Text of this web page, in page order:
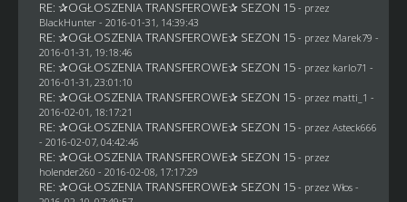
RE: ✰OGŁOSZENIA TRANSFEROWE✰ SEZON 15 - przez
BlackHunter- 2016-01-31, 14:39:43
RE: ✰OGŁOSZENIA TRANSFEROWE✰ SEZON 15 - przez Marek79 -
2016-01-31, 19:18:46
RE: ✰OGŁOSZENIA TRANSFEROWE✰ SEZON 15 - przez karlo71 -
2016-01-31, 23:01:10
RE: ✰OGŁOSZENIA TRANSFEROWE✰ SEZON 15 - przez matti_1 -
2016-02-01, 18:17:21
RE: ✰OGŁOSZENIA TRANSFEROWE✰ SEZON 15 - przez Asteck666
- 2016-02-07, 04:42:46
RE: ✰OGŁOSZENIA TRANSFEROWE✰ SEZON 15 - przez
holender260 - 2016-02-08, 17:17:29
RE: ✰OGŁOSZENIA TRANSFEROWE✰ SEZON 15 - przez Włos-